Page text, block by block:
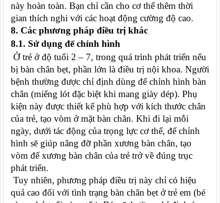
này hoàn toàn. Bạn chỉ cần cho cơ thể thêm thời
gian thích nghi với các hoạt động cường độ cao.
8. Các phương pháp điều trị khác
8.1. Sử dụng đế chỉnh hình
Ở trẻ ở độ tuổi 2 – 7, trong quá trình phát triển nếu
bị bàn chân bẹt, phần lớn là điều trị nội khoa. Người
bệnh thường được chỉ định dùng đế chỉnh hình bàn
chân (miếng lót đặc biệt khi mang giày dép). Phụ
kiện này được thiết kế phù hợp với kích thước chân
của trẻ, tạo vòm ở mặt bàn chân. Khi đi lại mỗi
ngày, dưới tác động của trọng lực cơ thể, đế chỉnh
hình sẽ giúp nâng đỡ phần xương bàn chân, tạo
vòm để xương bàn chân của trẻ trở về đúng trục
phát triển.
Tuy nhiên, phương pháp điều trị này chỉ có hiệu
quả cao đối với tình trạng bàn chân bẹt ở trẻ em (bé